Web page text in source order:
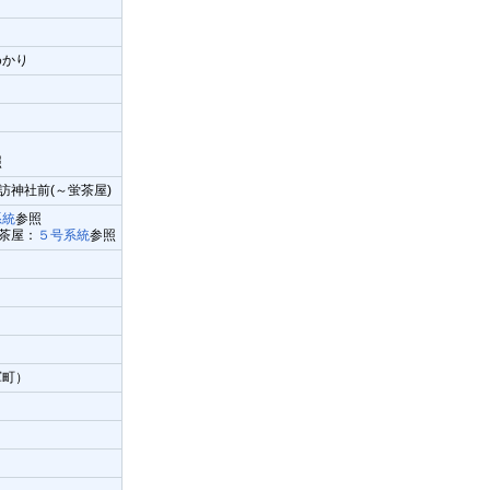
り
神社前(～蛍茶屋)
統参照
屋：
５号系統参照
）